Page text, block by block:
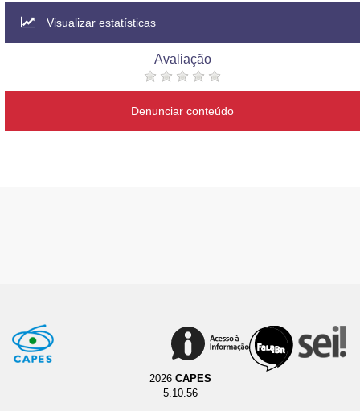
Visualizar estatísticas
Avaliação
Denunciar conteúdo
2026 CAPES
5.10.56